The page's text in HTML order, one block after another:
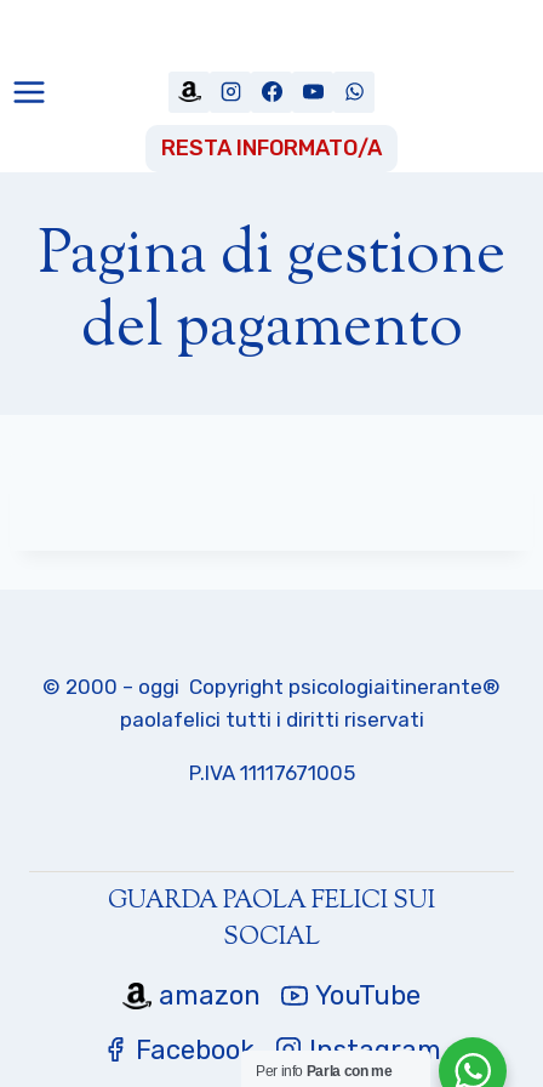
contenuto
RESTA INFORMATO/A
Pagina di gestione
del pagamento
© 2000 – oggi Copyright psicologiaitinerante®
paolafelici tutti i diritti riservati
P.IVA 11117671005
GUARDA PAOLA FELICI SUI
SOCIAL
amazon
YouTube
Facebook
Instagram
Per info Parla con me